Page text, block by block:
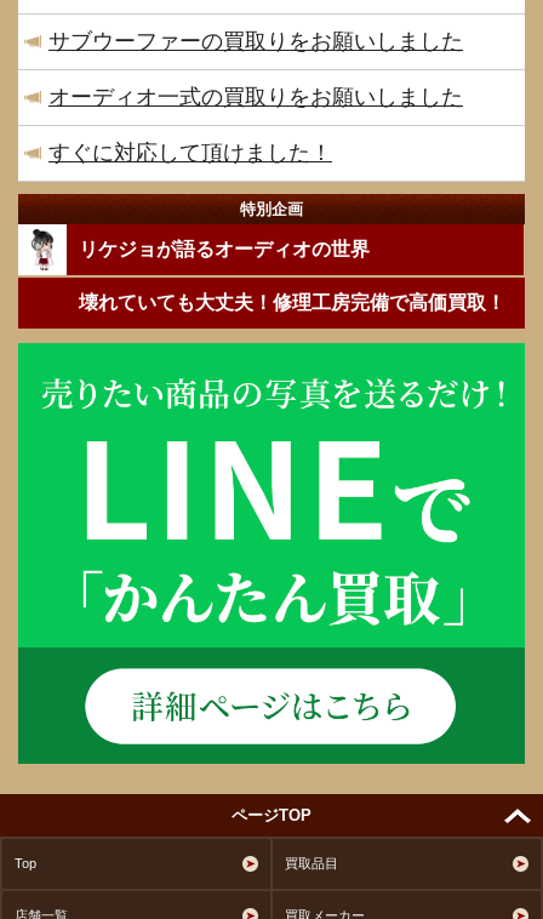
サブウーファーの買取りをお願いしました
オーディオ一式の買取りをお願いしました
すぐに対応して頂けました！
特別企画
リケジョが語るオーディオの世界
壊れていても大丈夫！修理工房完備で高価買取！
ページTOP
Top 買取品目
店舗一覧 買取メーカー